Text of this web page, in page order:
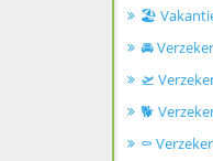
🏖️
🚘
🛫
🐕
⚰️